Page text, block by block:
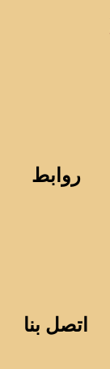
روابط
اتصل بنا